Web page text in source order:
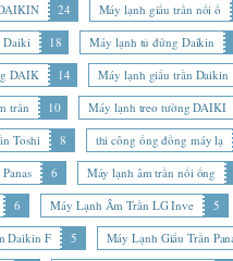
24 Máy lạnh giấu trần nối ố
Daiki
18 Máy lạnh tủ đứng Daikin
DAIK
14 Máy lạnh giấu trần Daikin
trần
10 Máy lạnh treo tường DAIKI
Toshi
8 thi công ống đồng máy lạ
6 Máy lạnh âm trần nối ống
6 Máy Lạnh Âm Trần LG Inve
5
Daikin F
5 Máy Lạnh Giấu Trần